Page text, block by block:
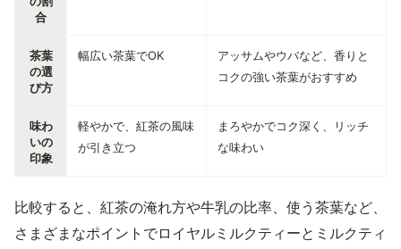
合
茶葉
の選
び方
幅広い茶葉でOK
アッサムやウバなど、香りと
コクの強い茶葉がおすすめ
味わ
いの
印象
軽やかで、紅茶の風味
が引き立つ
まろやかでコク深く、リッチ
な味わい
比較すると、紅茶の淹れ方や牛乳の比率、使う茶葉など、
さまざまなポイントでロイヤルミルクティーとミルクティ